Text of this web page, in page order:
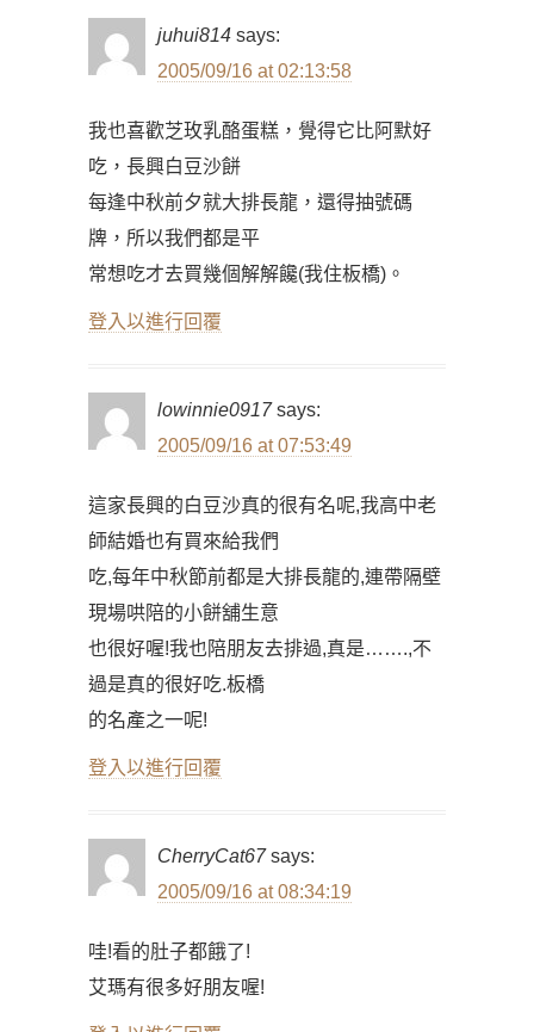
juhui814 says:
2005/09/16 at 02:13:58
我也喜歡芝玫乳酪蛋糕，覺得它比阿默好
吃，長興白豆沙餅
每逢中秋前夕就大排長龍，還得抽號碼
牌，所以我們都是平
常想吃才去買幾個解解饞(我住板橋)。
登入以進行回覆
lowinnie0917 says:
2005/09/16 at 07:53:49
這家長興的白豆沙真的很有名呢,我高中老
師結婚也有買來給我們
吃,每年中秋節前都是大排長龍的,連帶隔壁
現場哄陪的小餅舖生意
也很好喔!我也陪朋友去排過,真是…….,不
過是真的很好吃.板橋
的名產之一呢!
登入以進行回覆
CherryCat67 says:
2005/09/16 at 08:34:19
哇!看的肚子都餓了!
艾瑪有很多好朋友喔!